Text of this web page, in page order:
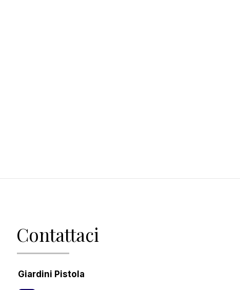
Contattaci
Giardini Pistola